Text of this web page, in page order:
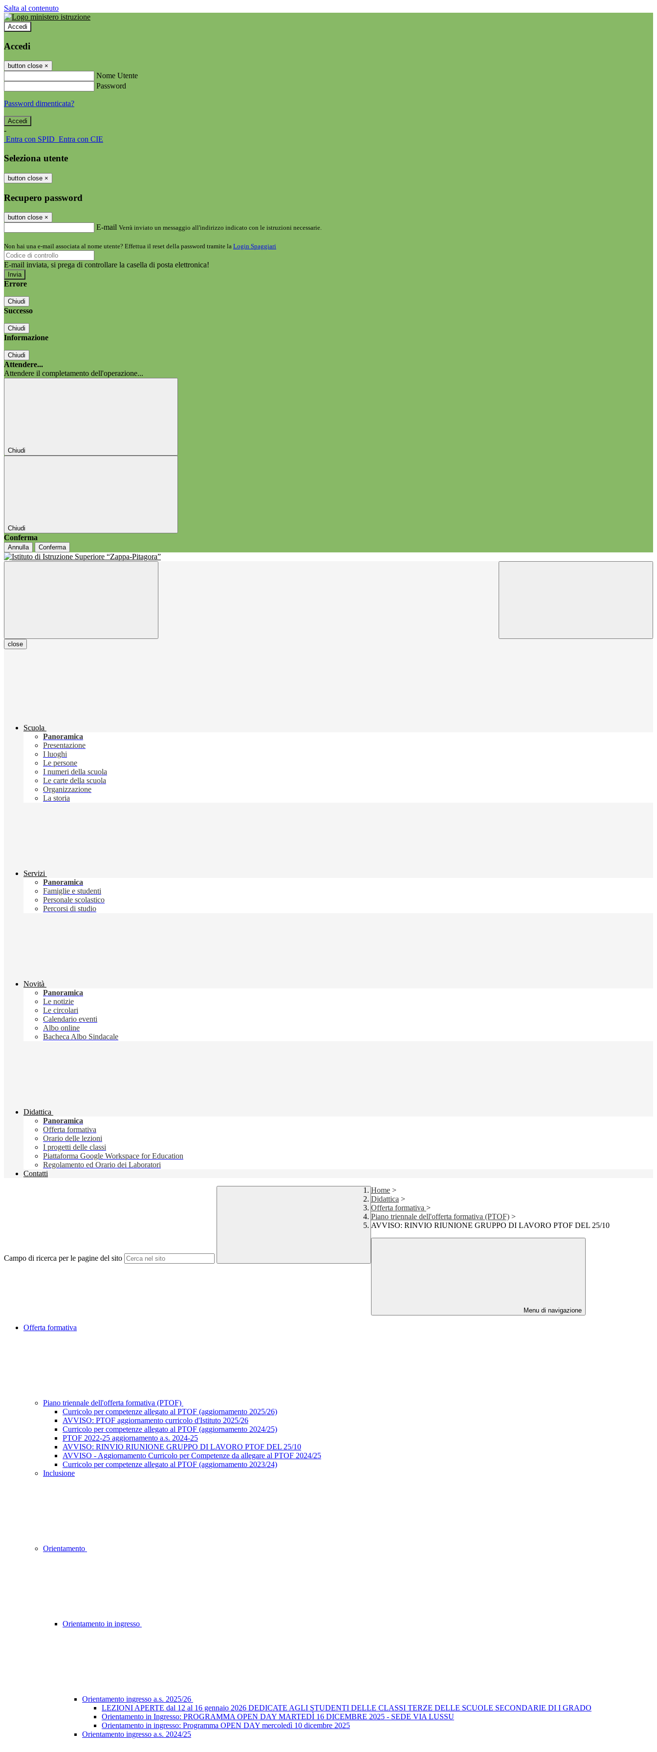
Salta al contenuto
Accedi
Accedi
button close ×
Nome Utente
Password
Password dimenticata?
-
Entra con SPID Entra con CIE
Seleziona utente
button close ×
Recupero password
button close ×
E-mail Verrà inviato un messaggio all'indirizzo indicato con le istruzioni necessarie.
Non hai una e-mail associata al nome utente? Effettua il reset della password tramite la Login Spaggiari
E-mail inviata, si prega di controllare la casella di posta elettronica!
Errore
Chiudi
Successo
Chiudi
Informazione
Chiudi
Attendere...
Attendere il completamento dell'operazione...
Chiudi
Chiudi
Conferma
Annulla Conferma
close
Scuola
Panoramica
Presentazione
I luoghi
Le persone
I numeri della scuola
Le carte della scuola
Organizzazione
La storia
Servizi
Panoramica
Famiglie e studenti
Personale scolastico
Percorsi di studio
Novità
Panoramica
Le notizie
Le circolari
Calendario eventi
Albo online
Bacheca Albo Sindacale
Didattica
Panoramica
Offerta formativa
Orario delle lezioni
I progetti delle classi
Piattaforma Google Workspace for Education
Regolamento ed Orario dei Laboratori
Contatti
Campo di ricerca per le pagine del sito
Home >
Didattica >
Offerta formativa >
Piano triennale dell'offerta formativa (PTOF) >
AVVISO: RINVIO RIUNIONE GRUPPO DI LAVORO PTOF DEL 25/10
Menu di navigazione
Offerta formativa
Piano triennale dell'offerta formativa (PTOF)
Curricolo per competenze allegato al PTOF (aggiornamento 2025/26)
AVVISO: PTOF aggiornamento curricolo d'Istituto 2025/26
Curricolo per competenze allegato al PTOF (aggiornamento 2024/25)
PTOF 2022-25 aggiornamento a.s. 2024-25
AVVISO: RINVIO RIUNIONE GRUPPO DI LAVORO PTOF DEL 25/10
AVVISO - Aggiornamento Curricolo per Competenze da allegare al PTOF 2024/25
Curricolo per competenze allegato al PTOF (aggiornamento 2023/24)
Inclusione
Orientamento
Orientamento in ingresso
Orientamento ingresso a.s. 2025/26
LEZIONI APERTE dal 12 al 16 gennaio 2026 DEDICATE AGLI STUDENTI DELLE CLASSI TERZE DELLE SCUOLE SECONDARIE DI I GRADO
Orientamento in Ingresso: PROGRAMMA OPEN DAY MARTEDÌ 16 DICEMBRE 2025 - SEDE VIA LUSSU
Orientamento in ingresso: Programma OPEN DAY mercoledì 10 dicembre 2025
Orientamento ingresso a.s. 2024/25